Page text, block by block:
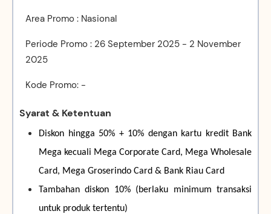
Area Promo : Nasional
Periode Promo : 26 September 2025 - 2 November
2025
Kode Promo: -
Syarat & Ketentuan
Diskon hingga 50% + 10% dengan kartu kredit Bank
Mega kecuali Mega Corporate Card, Mega Wholesale
Card, Mega Groserindo Card & Bank Riau Card
Tambahan diskon 10% (berlaku minimum transaksi
untuk produk tertentu)